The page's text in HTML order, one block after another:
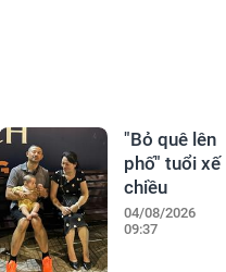
"Bỏ quê lên
phố" tuổi xế
chiều
04/08/2026
09:37